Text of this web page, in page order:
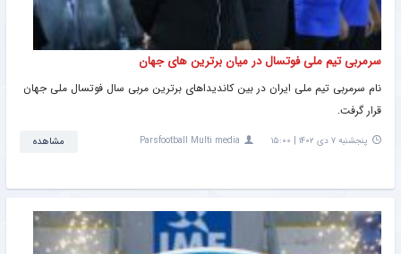
سرمربی تیم ملی فوتسال در میان برترین های جهان
نام سرمربی تیم ملی ایران در بین کاندیداهای برترین مربی سال فوتسال ملی جهان
قرار گرفت.
پنجشنبه ۷ دی ۱۴۰۲ | ۱۵:۰۰ Parsfootball Multi media مشاهده